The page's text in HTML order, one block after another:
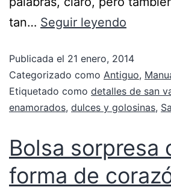
tan… Seguir leyendo
Publicada el 21 enero, 2014
Categorizado como Antiguo,
Etiquetado como detalles de san
enamorados, dulces y golosinas,
Bolsa sorpresa
forma de